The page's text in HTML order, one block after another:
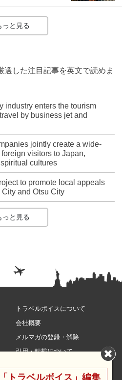
っと見る
選した注目記事を英文で読めま
industry enters the tourism
by business jet and
jointly create a wide-
visitors to Japan,
cultures
to promote local appeals
and Otsu City
っと見る
トラベルボイスについて
会社概要
メルマガの登録・解除
引用・転載について
トラベルボイス」編集